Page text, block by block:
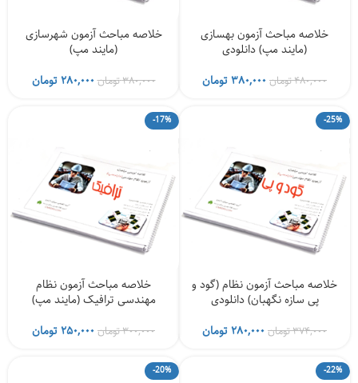
خلاصه مباحث آزمون بهسازی
(مایند مپ) دانلودی
۴۸۰,۰۰۰تومانقیمت
۳۸۰,۰۰۰تومانقیمت
۳۸۰,۰۰۰ تومان
است.
خلاصه مباحث آزمون شهرسازی
(مایند مپ)
۳۸۰,۰۰۰تومانقیمت
۲۸۰,۰۰۰تومانقیمت
-25%
خلاصه مباحث آزمون نظام (گود و
پی سازه نگهبان) دانلودی
۳۷۴,۰۰۰تومانقیمت
۲۸۰,۰۰۰تومانقیمت
۲۸۰,۰۰۰ تومان
است.
-17%
خلاصه مباحث آزمون نظام
مهندسی ترافیک (مایند مپ)
۳۰۰,۰۰۰تومانقیمت
۲۵۰,۰۰۰تومانقیمت
-22%
-20%